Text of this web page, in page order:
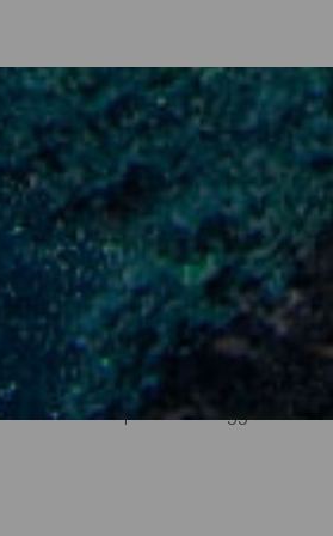
migliori siti di
Le immersioni subacquee sono un
di vista. Le sue acque trasparenti
dove potrai iniziare ad addentrarti nella
subacquea unica in qualsiasi periodo
il tuo prossimo viaggio a La